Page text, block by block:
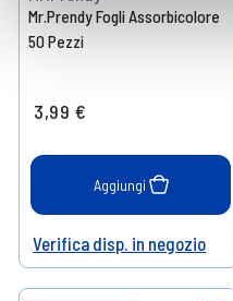
Mr.Prendy Fogli Assorbicolore
50 Pezzi
3,99 €
Aggiungi
Help
Verifica disp. in negozio